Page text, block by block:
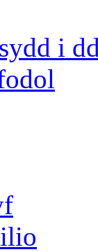
i